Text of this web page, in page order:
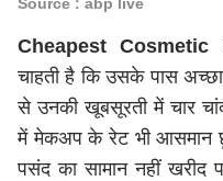
Cheapest Cosmetic
चाहती है कि उसके पास
से उनकी खूबसूरती में चार
में मेकअप के रेट भी आसमान
पसंद का सामान नहीं